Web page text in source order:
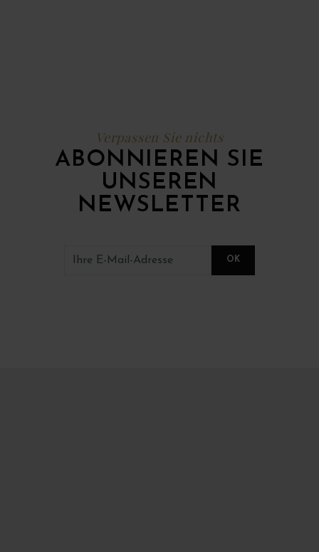
Verpassen Sie nichts
ABONNIEREN SIE
UNSEREN
NEWSLETTER